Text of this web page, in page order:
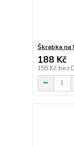
Škrabka na
188 Kč
155 Kč bez